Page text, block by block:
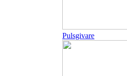
Pulsgivare